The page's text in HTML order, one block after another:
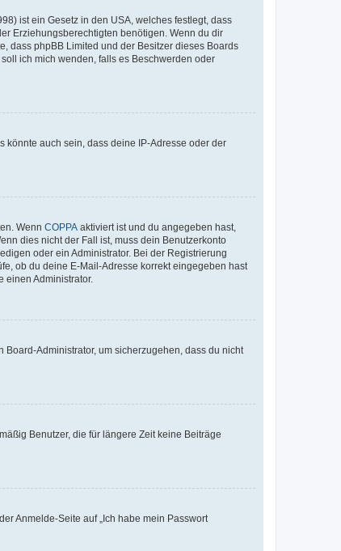
ist ein Gesetz in den USA, welches festlegt, dass
Erziehungsberechtigten benötigen. Wenn du dir
dass phpBB Limited und der Besitzer dieses Boards
ich mich wenden, falls es Beschwerden oder
könnte auch sein, dass deine IP-Adresse oder der
Wenn COPPA aktiviert ist und du angegeben hast,
dies nicht der Fall ist, muss dein Benutzerkonto
oder ein Administrator. Bei der Registrierung
ob du deine E-Mail-Adresse korrekt eingegeben hast
einen Administrator.
Administrator, um sicherzugehen, dass du nicht
Benutzer, die für längere Zeit keine Beiträge
Anmelde-Seite auf „Ich habe mein Passwort